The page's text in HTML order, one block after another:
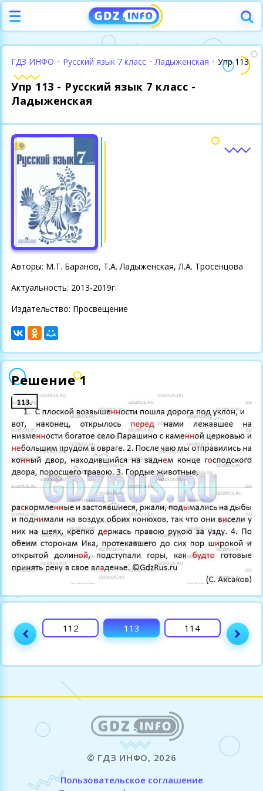
ГДЗ ИНФО • Русский язык 7 класс • Ладыженская • Упр 113
Упр 113 - Русский язык 7 класс -
Ладыженская
Авторы: М.Т. Баранов, Т.А. Ладыженская, Л.А. Тросенцова
Актуальность: 2013-2019г.
Издательство: Просвещение
Решение 1
111 112 113 114 115
© ГДЗ ИНФО, 2026
Пользовательское соглашение